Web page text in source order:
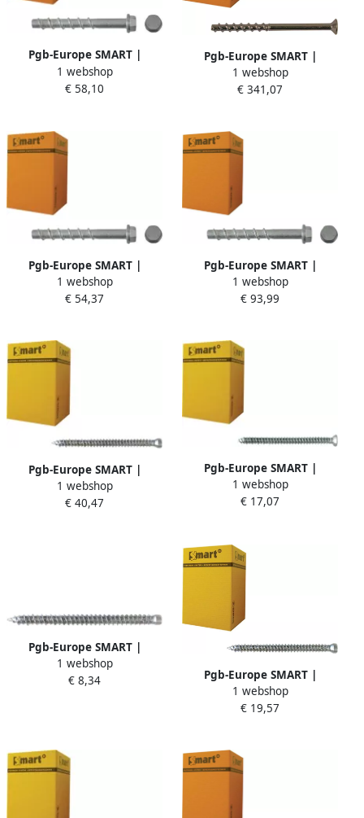
Pgb-Europe SMART |
Betonschroef S-BSZ 10x5x60
Znlamel | 50 st
1 webshop
€ 58,10
Pgb-Europe SMART |
Betonschroef S-BSV
6x70x105 A4 | 100 st
1 webshop
€ 341,07
Pgb-Europe SMART |
Betonschroef S-BSZ
8x75x120 Znlamel | 50 st
1 webshop
€ 54,37
Pgb-Europe SMART |
Betonschroef S-BSZ
10x185x240 Znlam.
1 webshop
€ 93,99
Pgb-Europe SMART |
Kozijnschroef CK-T30 Ø 7
50x302 Zn | 50 st
1 webshop
€ 40,47
Pgb-Europe SMART |
Kozijnschroef VZK-T30 Ø 7
50x102 Zn | 100 st
1 webshop
€ 17,07
Pgb-Europe SMART |
Kozijnschroef CK-T25 Ø 7
50x42 Zn
1 webshop
€ 8,34
Pgb-Europe SMART |
Kozijnschroef CK-T30 Ø 7
50x112 Zn | 100 st
1 webshop
€ 19,57